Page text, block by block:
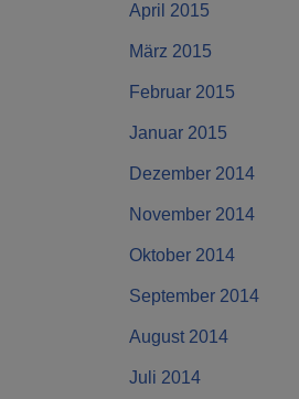
April 2015
März 2015
Februar 2015
Januar 2015
Dezember 2014
November 2014
Oktober 2014
September 2014
August 2014
Juli 2014